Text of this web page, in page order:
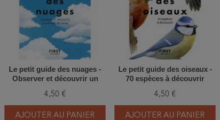
Le petit guide des nuages -
Observer et découvrir un
4,50 €
AJOUTER AU PANIER
Le petit guide des oiseaux -
70 espèces à découvrir
4,50 €
AJOUTER AU PANIER